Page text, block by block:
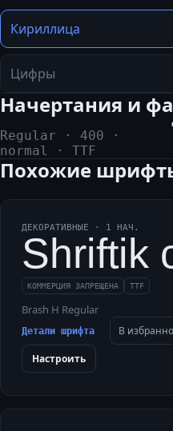
Кириллица
Цифры
Начертания и
Regular · 400 ·
normal
· TTF
Похожие
ДЕКОРАТИВНЫЕ · 1 НАЧ.
Shriftik
КОММЕРЦИЯ ЗАПРЕЩЕНА TTF
Brash H Regular
Детали шрифта В
Настроить